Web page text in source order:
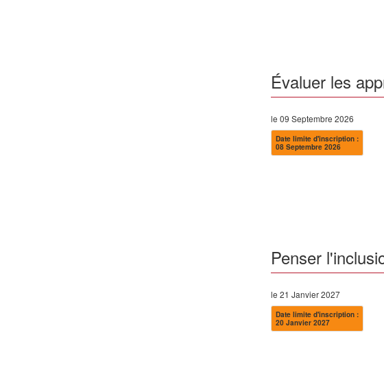
Évaluer les
le 09 Septembre 2026
Date limite d'inscription :
08 Septembre 2026
Penser
le 21 Janvier 2027
Date limite d'inscription :
20 Janvier 2027